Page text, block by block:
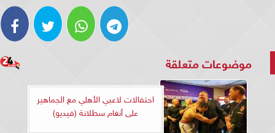
موضوعات متعلقة
احتفالات لاعبي الأهلي مع الجماهير
على أنغام سطلانة (فيديو)